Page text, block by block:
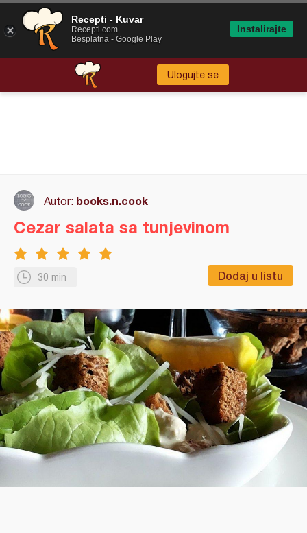
Ulogujte se
Autor: books.n.cook
30 min Dodaj u listu
Cezar salata sa tunjevinom
Recepti - Kuvar
Recepti.com
Besplatna - Google Play
Instalirajte